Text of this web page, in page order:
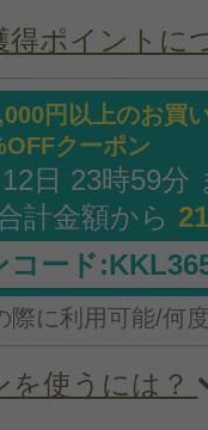
得ポイントに
円以上のお買
クーポン
日 23時59分
計金額から
コード
際に利用可能/何
を使うには？